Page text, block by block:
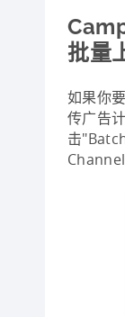
批量
如果你
传广告
击
Channel